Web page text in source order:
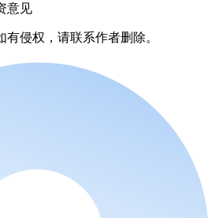
意见
侵权，请联系作者删除。